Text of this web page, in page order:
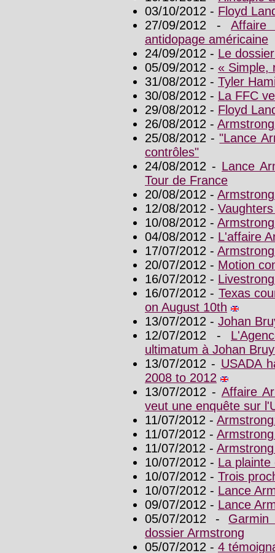
03/10/2012 - Floyd
27/09/2012 -
antidopage américaine
24/09/2012 - Le
05/09/2012 - « Simple,
31/08/2012 - Tyler
30/08/2012 - La FFC
29/08/2012 - Floyd
26/08/2012 -
25/08/2012 -"Lance
contrôles"
24/08/2012 - Lance
Tour de France
20/08/2012 -
12/08/2012 -
10/08/2012 -
04/08/2012 - L'affaire
17/07/2012 -
20/07/2012 - Motion
16/07/2012 -
16/07/2012 - Texas
on August 10th
13/07/2012 - Johan
12/07/2012 -
ultimatum à Johan
13/07/2012 - USADA
2008 to 2012
13/07/2012 - Affaire
veut une enquête sur
11/07/2012 -
11/07/2012 -
11/07/2012 -
10/07/2012 - La plainte
10/07/2012 - Trois
10/07/2012 - Lance
09/07/2012 - Lance
05/07/2012 -
dossier Armstrong
05/07/2012 - 4